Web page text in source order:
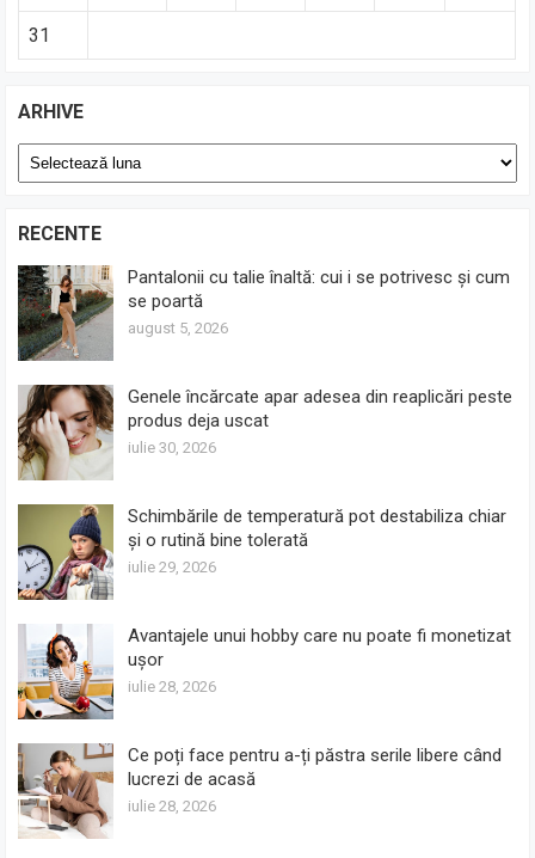
31
ARHIVE
Arhive
RECENTE
Pantalonii cu talie înaltă: cui i se potrivesc și cum
se poartă
august 5, 2026
Genele încărcate apar adesea din reaplicări peste
produs deja uscat
iulie 30, 2026
Schimbările de temperatură pot destabiliza chiar
și o rutină bine tolerată
iulie 29, 2026
Avantajele unui hobby care nu poate fi monetizat
ușor
iulie 28, 2026
Ce poți face pentru a-ți păstra serile libere când
lucrezi de acasă
iulie 28, 2026